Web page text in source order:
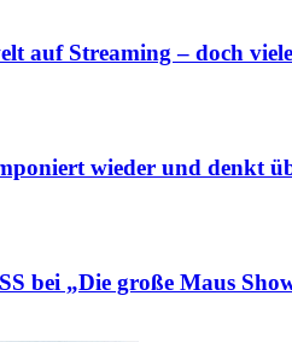
auf Streaming – doch
wieder und denkt
bei „Die große Maus